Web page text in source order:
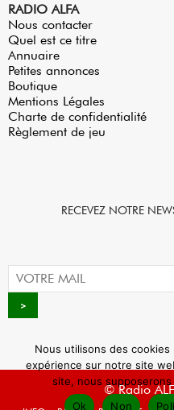
RADIO ALFA
Nous contacter
Quel est ce titre
Annuaire
Petites annonces
Boutique
Mentions Légales
Charte de confidentialité
Règlement de jeu
RECEVEZ NOTRE
© Radio
Nous utilisons des
expérience sur notre site
site, nous
Ok
Non